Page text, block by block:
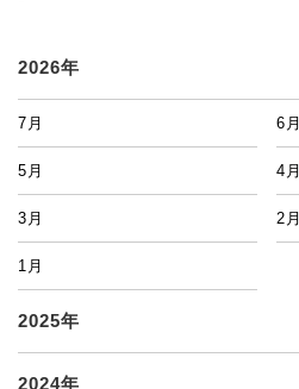
2026年
7月 6月
5月 4月
3月 2月
1月
2025年
2024年